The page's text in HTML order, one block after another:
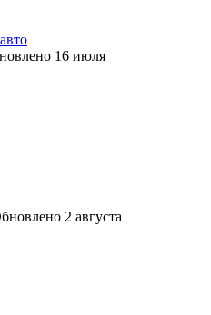
16 июля
2 августа